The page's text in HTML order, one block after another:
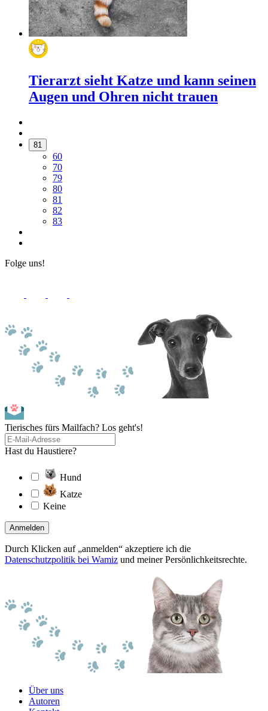
Tierarzt sieht Katze und kann seinen
Augen und Ohren nicht trauen
81
60
70
79
80
81
82
83
Folge uns!
Tierisches fürs Mailfach? Los geht's!
Hast du Haustiere?
Hund
Katze
Keine
Anmelden
Durch Klicken auf „anmelden“ akzeptiere ich die
Datenschutzpolitik bei Wamiz und meiner Persönlichkeitsrechte.
Über uns
Autoren